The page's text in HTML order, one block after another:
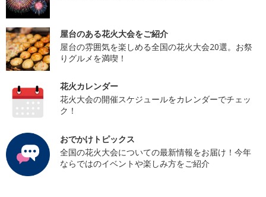
屋台のある花火大会をご紹介
屋台の雰囲気を楽しめる全国の花火大会20選。お祭
りグルメを満喫！
花火カレンダー
花火大会の開催スケジュールをカレンダーでチェッ
ク！
おでかけトピックス
全国の花火大会についての最新情報をお届け！今年
ならではのイベントや楽しみ方をご紹介